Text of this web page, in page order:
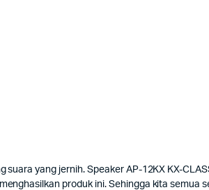
yang jernih. Speaker AP-12KX KX-
produk ini. Sehingga kita semua